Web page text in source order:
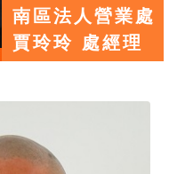
南區法人營業處
賈玲玲 處經理